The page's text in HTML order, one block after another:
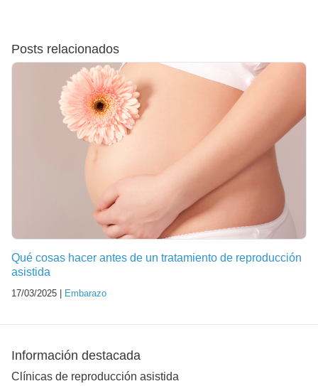
Posts relacionados
Qué cosas hacer antes de un tratamiento de reproducción
asistida
17/03/2025 | Embarazo
Información destacada
Clínicas de reproducción asistida